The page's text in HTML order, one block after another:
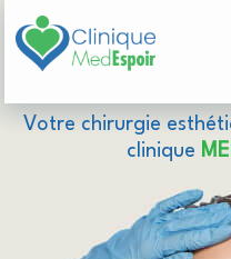
Votre chirurgie
clinique